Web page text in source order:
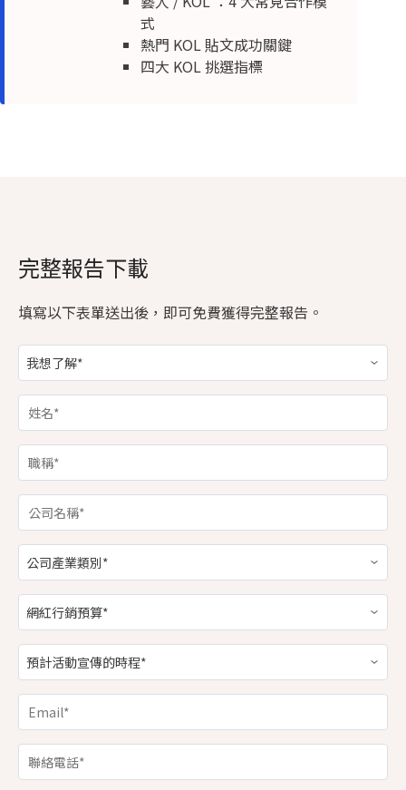
式
熱門 KOL 貼文成功關鍵
四大 KOL 挑選指標
完整報告下載
填寫以下表單送出後，即可免費獲得完整報告。